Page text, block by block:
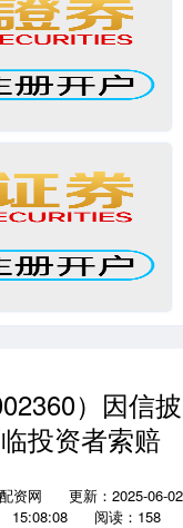
）因信披
投资者索赔
资网
更新：2025-06-02
15:08:08
阅读：158